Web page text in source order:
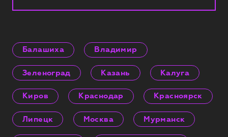
Балашиха Владимир
Зеленоград Казань Калуга
Киров Краснодар Красноярск
Липецк Москва Мурманск